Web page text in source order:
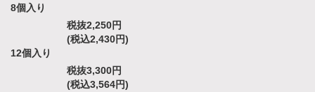
8個入り
税抜2,250円
(税込2,430円)
12個入り
税抜3,300円
(税込3,564円)